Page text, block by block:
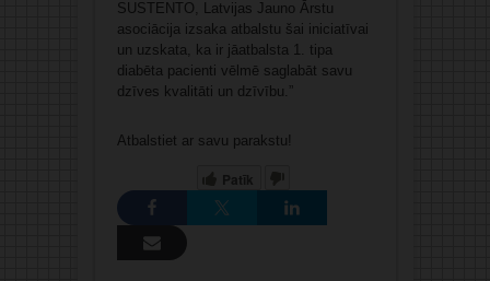
SUSTENTO, Latvijas Jauno Ārstu
asociācija izsaka atbalstu šai iniciatīvai
un uzskata, ka ir jāatbalsta 1. tipa
diabēta pacienti vēlmē saglabāt savu
dzīves kvalitāti un dzīvību.”
Atbalstiet ar savu parakstu!
Patīk